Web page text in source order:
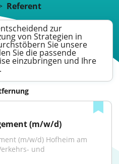
Referent
zur
von Strategien in
Sie unsere
Sie die passende
einzubringen und Ihre
(m/w/d)
(m/w/d) Hofheim am
und